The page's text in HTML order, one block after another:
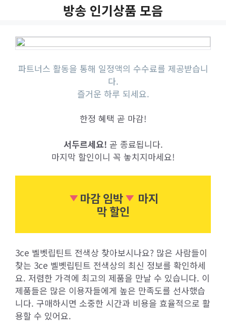
방송 인기상품 모음
파트너스 활동을 통해 일정액의 수수료를 제공받습니
다.
즐거운 하루 되세요.
한정 혜택 곧 마감!
서두르세요! 곧 종료됩니다.
마지막 할인이니 꼭 놓치지마세요!
마감 임박
마지
막 할인
3ce 벨벳립틴트 전색상 찾아보시나요? 많은 사람들이
찾는 3ce 벨벳립틴트 전색상의 최신 정보를 확인하세
요. 저렴한 가격에 최고의 제품을 만날 수 있습니다. 이
제품들은 많은 이용자들에게 높은 만족도를 선사했습
니다. 구매하시면 소중한 시간과 비용을 효율적으로 활
용할 수 있어요.